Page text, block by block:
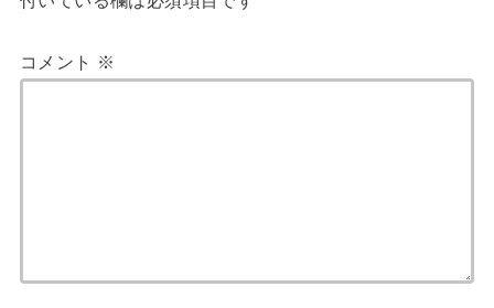
コメント ※